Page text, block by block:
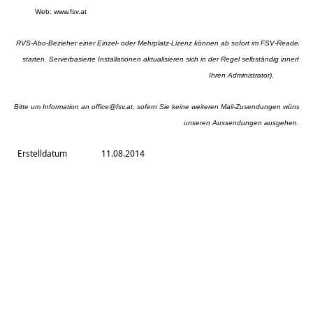
Web: www.fsv.at
RVS-Abo-Bezieher einer Einzel- oder Mehrplatz-Lizenz können ab sofort im FSV-Reader
starten. Serverbasierte Installationen aktualisieren sich in der Regel selbständig
Ihren Administrator).
Bitte um Information an office@fsv.at , sofern Sie keine weiteren Mail-Zusendungen
unseren Aussendungen ausgehen.
Erstelldatum 11.08.2014